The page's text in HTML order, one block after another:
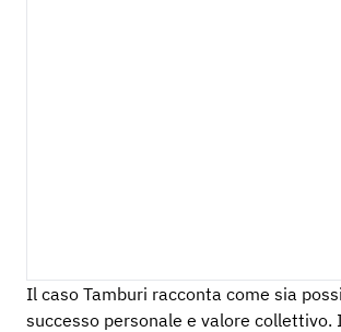
Il caso Tamburi racconta come sia
successo personale e valore collettivo.